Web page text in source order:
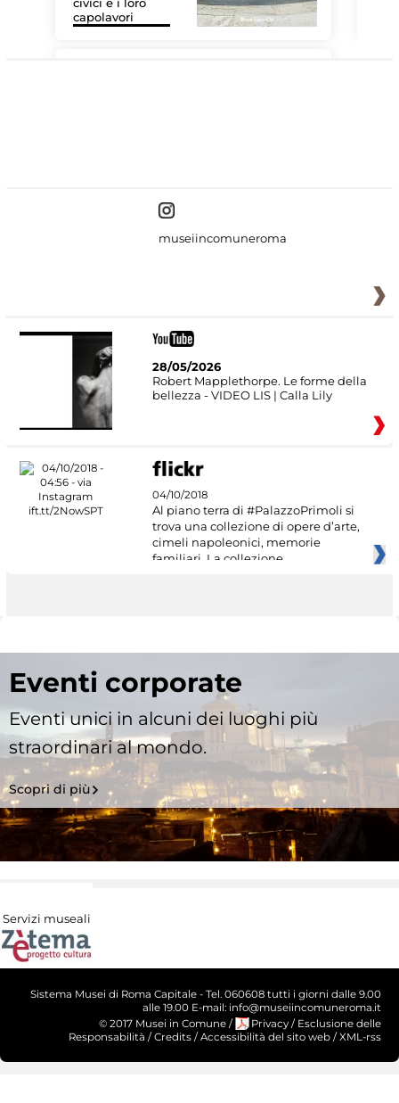
civici e i loro
capolavori
museiincomuneroma
28/05/2026
Robert Mapplethorpe. Le forme della
bellezza - VIDEO LIS | Calla Lily
04/10/2018
Al piano terra di #PalazzoPrimoli si
trova una collezione di opere d’arte,
cimeli napoleonici, memorie
familiari. La collezione
Eventi corporate
Eventi unici in alcuni dei luoghi più
straordinari al mondo.
Scopri di più
Servizi museali
Sistema Musei di Roma Capitale - Tel. 060608 tutti i giorni dalle 9.00
alle 19.00 E-mail: info@museiincomuneroma.it
© 2017 Musei in Comune / Privacy / Esclusione delle
Responsabilità / Credits / Accessibilità del sito web / XML-rss